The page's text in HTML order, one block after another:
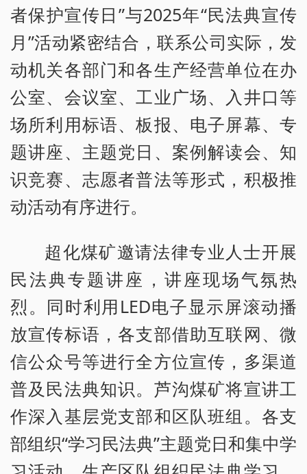
者保护宣传日”与2025年“民法典宣传
月”活动紧密结合，联系公司实际，发
动机关各部门和各生产经营单位在办
公室、会议室、工业广场、入井口等
场所利用标语、板报、电子屏幕、专
题讲座、主题党日、案例解读会、知
识竞赛、志愿者普法等形式，积极推
动活动有序进行。
超化煤矿邀请法律专业人士开展
民法典专题讲座，讲座现场气氛热
烈。同时利用LED电子显示屏滚动播
放宣传标语，各支部借助互联网、微
信公众号等进行全方位宣传，多渠道
普及民法典知识。芦沟煤矿将宣讲工
作深入基层党支部和区队班组。各支
部组织“学习民法典”主题党日和集中学